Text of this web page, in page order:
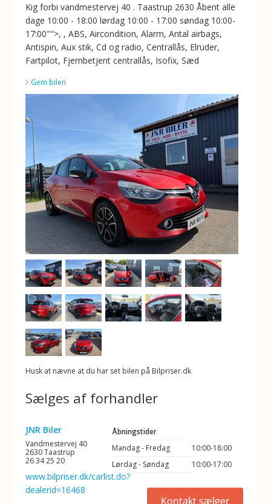
Kig forbi vandmestervej 40 . Taastrup 2630 Åbent alle
dage 10:00 - 18:00 lørdag 10:00 - 17:00 søndag 10:00-
17:00"">, , ABS, Aircondition, Alarm, Antal airbags,
Antispin, Aux stik, Cd og radio, Centrallås, Elruder,
Fartpilot, Fjernbetjent centrallås, Isofix, Sæd
Gem bilen
Husk at nævne at du har set bilen på Bilpriser.dk
Sælges af forhandler
JNR Biler
Vandmestervej 40
2630 Taastrup
26 34 25 20
www.bilpriser.dk/carlist.do?
dealerid=16468
Åbningstider
Mandag - Fredag
10:00-18:00
Lørdag - Søndag
10:00-17:00